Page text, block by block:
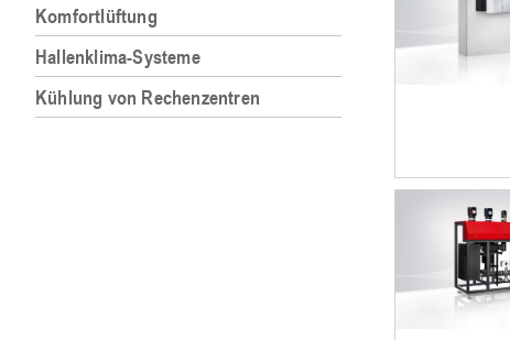
Komfortlüftung
Hallenklima-Systeme
Kühlung von Rechenzentren